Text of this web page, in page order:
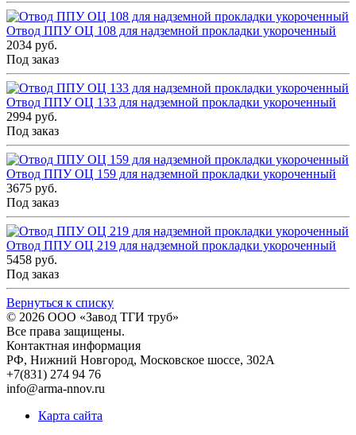
Отвод ППУ ОЦ 108 для надземной прокладки укороченный
2034 руб.
Под заказ
Отвод ППУ ОЦ 133 для надземной прокладки укороченный
2994 руб.
Под заказ
Отвод ППУ ОЦ 159 для надземной прокладки укороченный
3675 руб.
Под заказ
Отвод ППУ ОЦ 219 для надземной прокладки укороченный
5458 руб.
Под заказ
Вернуться к списку
© 2026 ООО «Завод ТГИ труб»
Все права защищены.
Контактная информация
РФ, Нижний Новгород, Московское шоссе, 302А
+7(831) 274 94 76
info@arma-nnov.ru
Карта сайта